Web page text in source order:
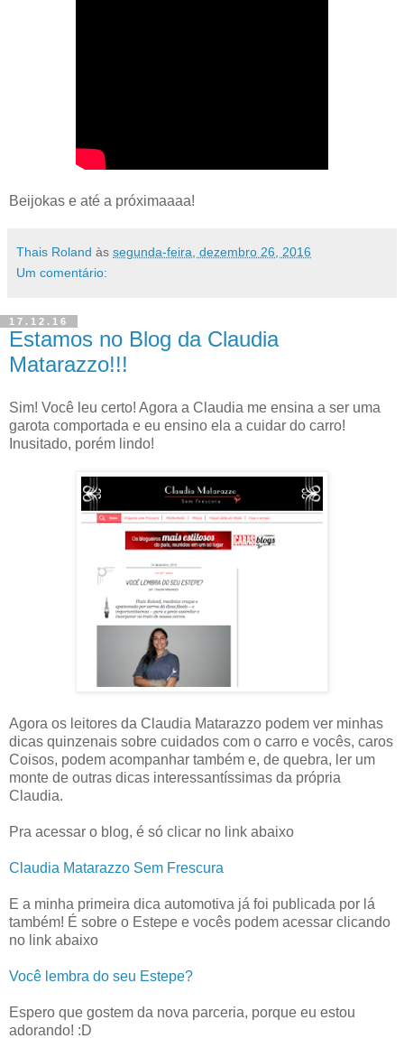
Beijokas e até a próximaaaa!
Thais Roland às segunda-feira, dezembro 26, 2016
Um comentário:
17.12.16
Estamos no Blog da Claudia
Matarazzo!!!
Sim! Você leu certo! Agora a Claudia me ensina a ser uma
garota comportada e eu ensino ela a cuidar do carro!
Inusitado, porém lindo!
Agora os leitores da Claudia Matarazzo podem ver minhas
dicas quinzenais sobre cuidados com o carro e vocês, caros
Coisos, podem acompanhar também e, de quebra, ler um
monte de outras dicas interessantíssimas da própria
Claudia.
Pra acessar o blog, é só clicar no link abaixo
Claudia Matarazzo Sem Frescura
E a minha primeira dica automotiva já foi publicada por lá
também! É sobre o Estepe e vocês podem acessar clicando
no link abaixo
Você lembra do seu Estepe?
Espero que gostem da nova parceria, porque eu estou
adorando! :D